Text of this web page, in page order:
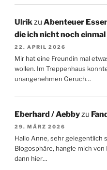
Ulrik zu Abenteuer
die ich nicht noch
22. APRIL 2026
Mir hat eine Freundin mal
wollen. Im Treppenhaus
unangenehmen Geruch…
Eberhard / Aebby zu
29. MÄRZ 2026
Hallo Anne, sehr gelegentlich
Blogosphäre, hangle mich von
dann hier…